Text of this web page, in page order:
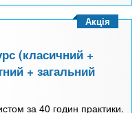
(класичний +
+ загальний
за 40 годин практики.
Акція